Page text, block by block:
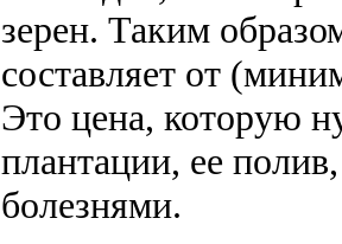
зерен. Таким
составляет от
Это цена, которую
плантации, ее
болезнями.